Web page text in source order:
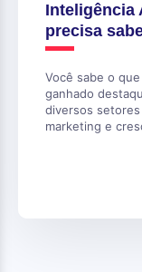
Inteligência
precisa
Você sabe o
ganhado
diversos
marketing e